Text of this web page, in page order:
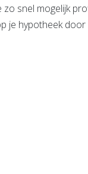
snel mogelijk
je hypotheek